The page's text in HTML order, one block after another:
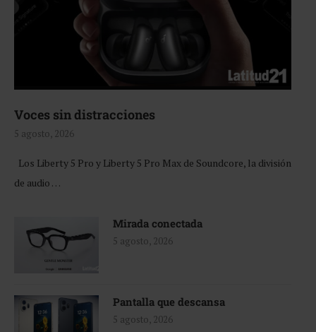
Voces sin distracciones
5 agosto, 2026
Los Liberty 5 Pro y Liberty 5 Pro Max de Soundcore, la división
de audio …
Mirada conectada
5 agosto, 2026
Pantalla que descansa
5 agosto, 2026